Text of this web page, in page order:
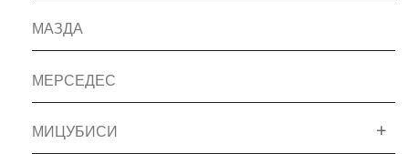
МАЗДА
МЕРСЕДЕС
МИЦУБИСИ